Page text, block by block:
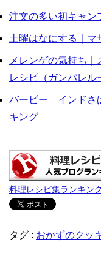
注文の多い初キャ
土曜はなにする｜マ
メレンゲの気持ち
レシピ（ガンバレル
バービー インドさ
キング
料理レシピ集ランキン
タグ : おかずのクッ